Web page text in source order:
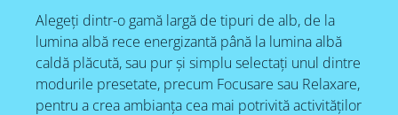
Alegeți dintr-o gamă largă de tipuri de alb, de la
lumina albă rece energizantă până la lumina albă
caldă plăcută, sau pur și simplu selectați unul dintre
modurile presetate, precum Focusare sau Relaxare,
pentru a crea ambianța cea mai potrivită activităților